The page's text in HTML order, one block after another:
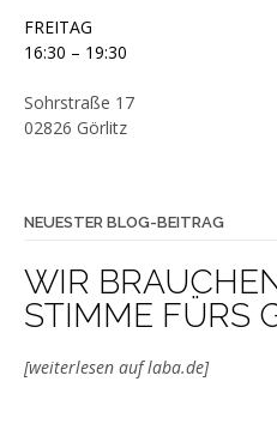
FREITAG
16:30 – 19:30
Sohrstraße 17
02826 Görlitz
NEUESTER BLOG-BEITRAG
WIR
STIMME FÜRS
[weiterlesen auf laba.de]